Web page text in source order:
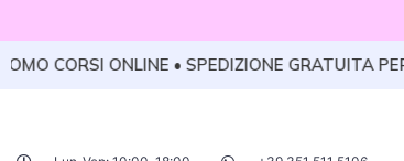
al
contenutoCORSI ONLINE • SPEDIZIONE GRATUITA